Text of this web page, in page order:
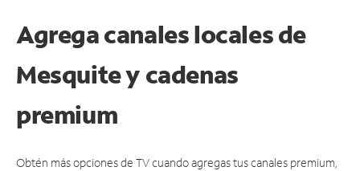
Agrega canales locales de
Mesquite y cadenas
premium
Obtén más opciones de TV cuando agregas tus canales premium,